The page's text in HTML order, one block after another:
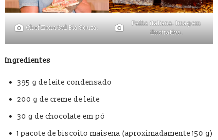
Chef Zona Sul Bia Souza.
Palha italiana. Imagem
ilustrativa.
Ingredientes
395 g de leite condensado
200 g de creme de leite
30 g de chocolate em pó
1 pacote de biscoito maisena (aproximadamente 150 g)